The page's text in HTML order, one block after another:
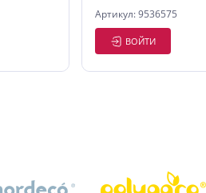
Артикул: 9536575
ВОЙТИ